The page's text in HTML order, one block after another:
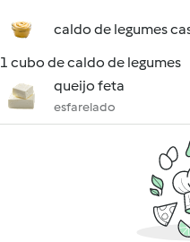
caldo de legumes
1 cubo de caldo de legumes
queijo feta
esfarelado